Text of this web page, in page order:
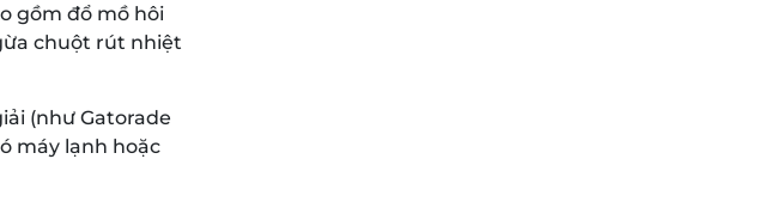
gồm đổ mồ hôi
chuột rút nhiệt
(như Gatorade
máy lạnh hoặc